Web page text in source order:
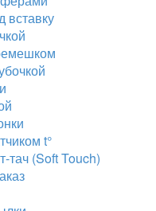
вставку
t°
тач (Soft Touch)